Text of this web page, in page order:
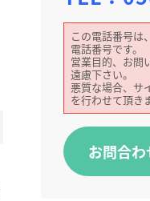
この電話番号は
電話番号です。
営業目的、お問
遠慮下さい。
悪質な場合、サ
を行わせて頂き
お問合わ